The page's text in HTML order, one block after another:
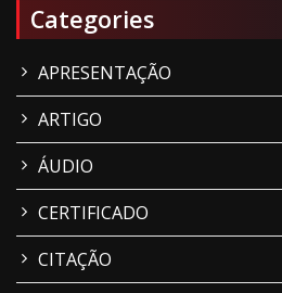
Categories
APRESENTAÇÃO
ARTIGO
ÁUDIO
CERTIFICADO
CITAÇÃO